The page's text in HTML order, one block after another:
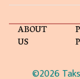
ABOUT
US
©2026